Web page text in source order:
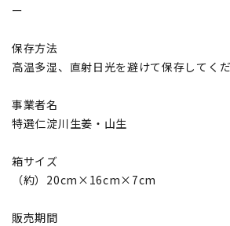
ー
保存方法
高温多湿、直射日光を避けて保存してくだ
事業者名
特選仁淀川生姜・山生
箱サイズ
（約）20cm×16cm×7cm
販売期間